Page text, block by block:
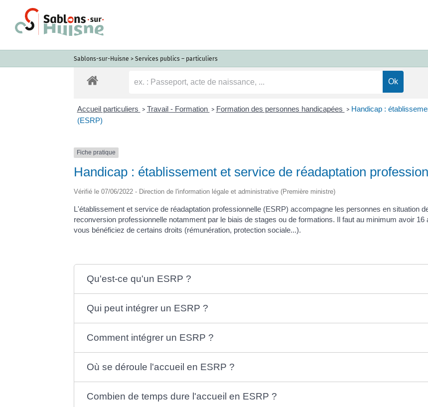
Sablons-sur-Huisne > Services publics – particuliers
Accueil particuliers > Travail - Formation > Formation des personnes handicapées > Handicap :
(ESRP)
Fiche pratique
Handicap : établissement et service de réadaptation
Vérifié le 07/06/2022 - Direction de l'information légale et administrative (Première ministre)
L'établissement et service de réadaptation professionnelle (ESRP) accompagne les personnes en situation
reconversion professionnelle notamment par le biais de stages ou de formations. Il faut au minimum avoir
vous bénéficiez de certains droits (rémunération, protection sociale...).
Qu'est-ce qu'un ESRP ?
Qui peut intégrer un ESRP ?
Comment intégrer un ESRP ?
Où se déroule l'accueil en ESRP ?
Combien de temps dure l'accueil en ESRP ?